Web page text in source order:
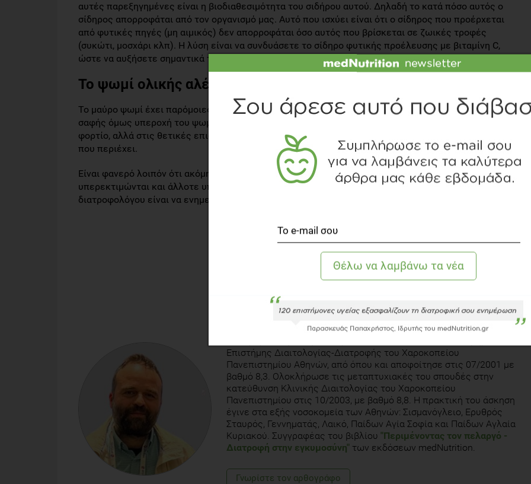
αυτές παρεξηγημένες είναι η βιοδιαθεσιμότητα του σιδήρου αυτού. Δηλαδή το κατά πόσο αυτός ο
σίδηρος απορροφάται από τον οργανισμό μας. Αυτό που ισχύει είναι ότι ο σίδηρος που προέρχεται
από φυτικές πηγές (μη αιμικός) δεν απορροφάται όσο αυτός που βρίσκεται σε ζωικές τροφές
(συκώτι, μοσχάρι κλπ). Η λύση είναι να συνδυάσετε το σίδηρο φυτικής προέλευσης με βιταμίνη C,
ώστε να αυξήσετε σημαντικά την απορρόφηση του μη αιμικού σιδήρου.
Το ψωμί ολικής αλέσεως δεν παχαίνει όσο το άσπρο;
Το μαύρο ψωμί έχει παρόμοιες θερμίδες με το άσπρο. (1 φέτα ισοδυναμεί με 70-80 θερμίδες). Η
σαφής όμως υπεροχή του ψωμιού ολικής άλεσης δεν βρίσκεται στο χαμηλότερο ενεργειακό του
φορτίο, αλλά στις θετικές επιδράσεις των περισσοτέρων φυτικών ινών και βιταμινών (θειαμίνη)
που περιέχει.
Είναι φανερό λοιπόν ότι ακόμη υπάρχουν κάποιοι μύθοι για ορισμένα τρόφιμα, τα οποία άλλοτε
υπερεκτιμώνται και άλλοτε υποτιμώνται για την αξία τους (θρεπτική ή θερμιδική). Ο ρόλος του
διατροφολόγου είναι να ενημερώνει τους καταναλωτές σχετικά με αυτούς τους μύθους.
ΑΒΡΑΆΜ ΚΆΖΗΣ
Κλινικός Διαιτολόγος - Διατροφολόγος, M.Sc.
Επιστήμης Διαιτολογίας-Διατροφής του Χαροκοπείου
Πανεπιστημίου Αθηνών, από όπου και αποφοίτησε στις 07/2001 με
βαθμό 8,3. Ολοκλήρωσε τις μεταπτυχιακές του σπουδές στην
κατεύθυνση Κλινικής Διαιτολογίας του Χαροκοπείου
Πανεπιστημίου στις 10/2003, με βαθμό 8,8. Η πρακτική του άσκηση
έγινε στα εξής νοσοκομεία των Αθηνών: Σισμανόγλειο, Ερυθρός
Σταυρός, Γεννηματάς, Λαικό, Παίδων Αγία Σοφία και Παίδων Αγλαία
Κυριακού. Συγγραφέας του βιβλίου "Περιμένοντας τον πελαργό -
Διατροφή στην εγκυμοσύνη" των εκδόσεων medNutrition.
Γνωρίστε τoν αρθογράφο